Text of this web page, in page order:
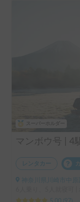
レンタカー
神奈川県川崎市中